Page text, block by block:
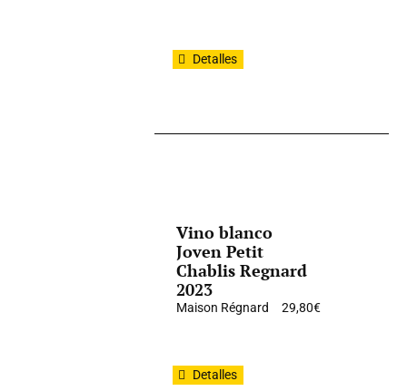
Detalles
Vino blanco
Joven Petit
Chablis Regnard
2023
Maison Régnard 29,80€
Detalles